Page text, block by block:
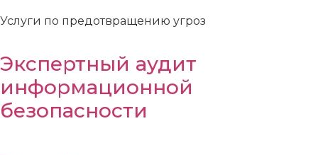
Услуги по предотвращению угроз
Экспертный аудит
информационной
безопасности